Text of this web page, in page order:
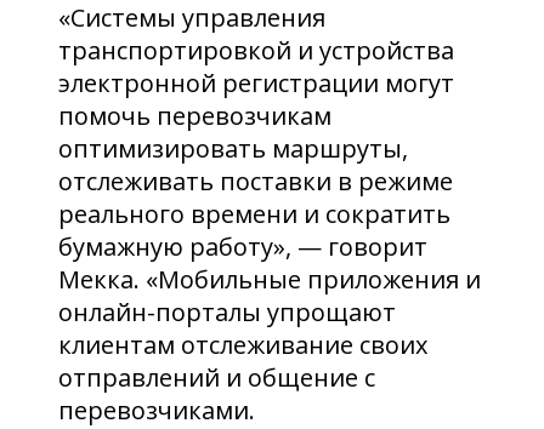
«Системы управления
транспортировкой и устройства
электронной регистрации могут
помочь перевозчикам
оптимизировать маршруты,
отслеживать поставки в режиме
реального времени и сократить
бумажную работу», — говорит
Мекка. «Мобильные приложения и
онлайн-порталы упрощают
клиентам отслеживание своих
отправлений и общение с
перевозчиками.